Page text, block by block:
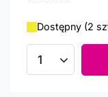
Dostępny (2
Ilość